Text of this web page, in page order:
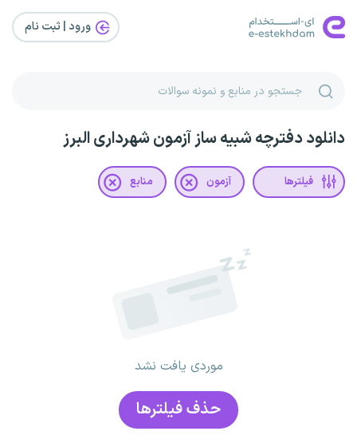
ورود | ثبت‌ نام
دانلود دفترچه شبیه ساز آزمون شهرداری البرز
فیلترها آزمون منابع
موردی یافت نشد
حذف فیلتر‌ها